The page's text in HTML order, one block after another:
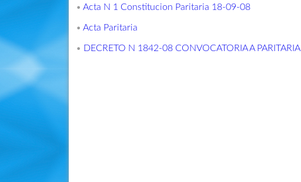
• Acta N 1 Constitucion Paritaria 18-09-08
• Acta Paritaria
• DECRETO N 1842-08 CONVOCATORIA A PARITARIA